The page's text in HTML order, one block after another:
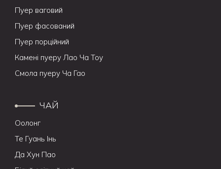
Пуер ваговий
Пуер фасований
Пуер порційний
Камені пуеру Лао Ча Тоу
Смола пуеру Ча Гао
ЧАЙ
Оолонг
Те Гуань Інь
Да Хун Пао